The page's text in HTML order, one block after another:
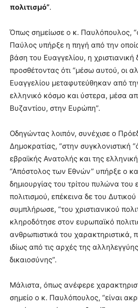
πολιτισμό”.
Όπως σημείωσε ο κ. Παυλόπουλος,
Παύλος υπήρξε η πηγή από την
βάση του Ευαγγελίου, η χριστιανική
προσθέτοντας ότι “μέσω αυτού, οι
Ευαγγελίου μεταφυτεύθηκαν από
ελληνικό κόσμο και ύστερα, μέσα
Βυζαντίου, στην Ευρώπη”.
Οδηγώντας λοιπόν, συνέχισε ο
Δημοκρατίας, “στην συγκλονιστική
εβραϊκής Ανατολής και της
“Απόστολος των Εθνών” υπήρξε ο
δημιουργίας του τρίτου πυλώνα του
πολιτισμού, επέκεινα δε του Δυτικού
συμπλήρωσε, “του χριστιανικού
κληροδότησε στον ευρωπαϊκό
ανθρωπιστικά του χαρακτηριστικά,
ιδίως από τις αρχές της
δικαιοσύνης”.
Μάλιστα, όπως ανέφερε
σημείο ο κ. Παυλόπουλος, “είναι